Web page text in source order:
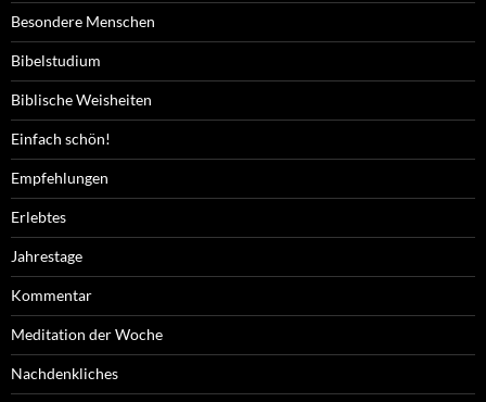
Besondere Menschen
Bibelstudium
Biblische Weisheiten
Einfach schön!
Empfehlungen
Erlebtes
Jahrestage
Kommentar
Meditation der Woche
Nachdenkliches